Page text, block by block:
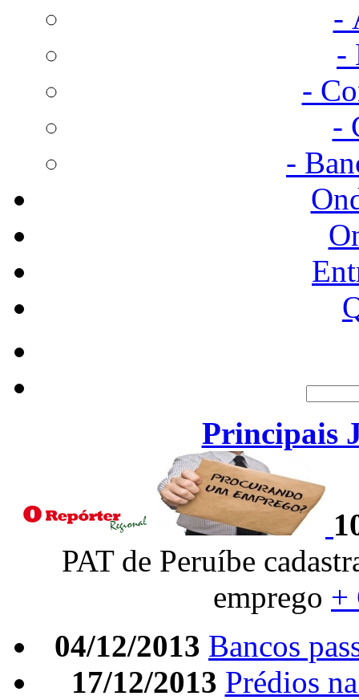
-
-
-
-
-
Principais
PAT de Peruíbe
emprego +
04/12/2013 Bancos
17/12/2013 Prédios